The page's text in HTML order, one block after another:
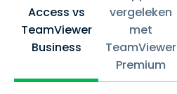
Access vs
TeamViewer
Business
vergeleken
met
TeamViewer
Premium